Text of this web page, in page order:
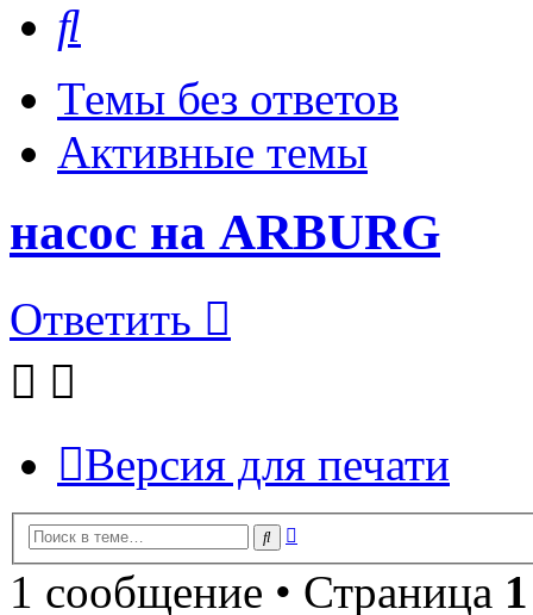
Темы без ответов
Активные темы
насос на ARBURG
Ответить
Версия для печати
Поиск
1 сообщение • Страница 1